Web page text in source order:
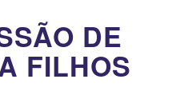
DE
FILHOS